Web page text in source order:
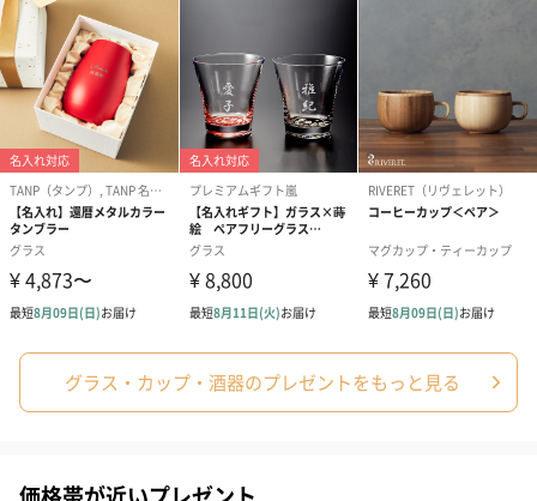
シーズンブーケ（ひま
わり）（1,880円）
（1,650円）
ドライフラワー・プリザーブドフラワー
自然のお花で作ったドライフラワー・プリザーブドフラワーを同
梱します。
一部花材が写真と異なる場合がございます。予めご了承くださ
い。パッケージに入れてお届けします。
プリザーブドフラワー
グラス・カップ・酒器のプレゼントをもっと見る
価格帯が近いプレゼント